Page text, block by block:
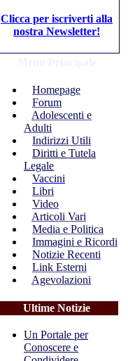
Clicca per iscriverti alla
nostra Newsletter!
Homepage
Forum
Adolescenti e
Adulti
Indirizzi Utili
Diritti e Tutela
Legale
Vaccini
Libri
Video
Articoli Vari
Media e Politica
Immagini e Ricordi
Notizie Recenti
Link Esterni
Agevolazioni
Ultime Notizie
Un Portale per
Conoscere e